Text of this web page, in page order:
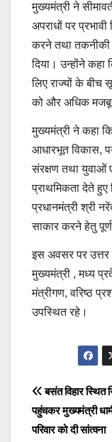
मुख्यमंत्री ने
अपराधों पर
करने तथा तकनीकी
दिया। उन्होंने
लिए राज्यों के
को और अधिक
मुख्यमंत्री ने कहा
आधारभूत विकास,
संरक्षण तथा
प्राथमिकता देते हुए
प्रधानमंत्री श्री
साकार करने हेतु
इस अवसर पर
मुख्यमंत्री , मध्य
मंत्रीगण, वरिष्ठ
उपस्थित रहे।
Post
Post
बसंत विहार स्थित
पहुंचकर मुख्यमंत्री
परिवार को दी सांत्वना